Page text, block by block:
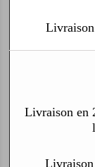
Livraison en